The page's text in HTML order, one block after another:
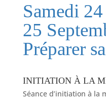
Samedi
25
Préparer
INITIATION À LA
Séance d’initiation à la